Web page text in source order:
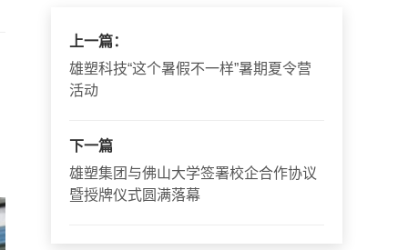
上一篇：
雄塑科技“这个暑假不一样”暑期夏令营
活动
下一篇
雄塑集团与佛山大学签署校企合作协议
暨授牌仪式圆满落幕